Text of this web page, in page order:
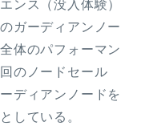
ンス（没入体験）
ガーディアンノー
体のパフォーマン
のノードセール
ディアンノードを
している。